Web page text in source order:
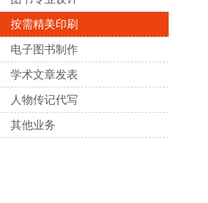
按需精美印刷
电子图书制作
学术文章发表
人物传记代写
其他业务